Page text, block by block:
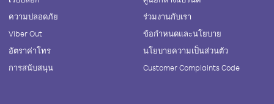
ความปลอดภัย
Viber Out
อัตราค่าโทร
การสนับสนุน
ร่วมงานกับเรา
ข้อกำหนดและนโยบาย
นโยบายความเป็นส่วนตัว
Customer Complaints Code